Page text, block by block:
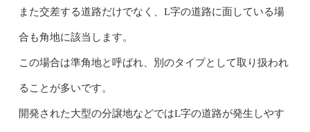
また交差する道路だけでなく、L字の道路に面している場
合も角地に該当します。
この場合は準角地と呼ばれ、別のタイプとして取り扱われ
ることが多いです。
開発された大型の分譲地などではL字の道路が発生しやす